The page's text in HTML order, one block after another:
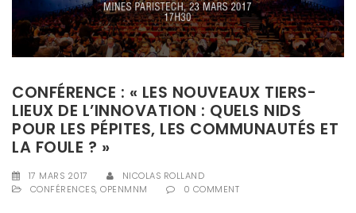
i
g
a
t
i
o
CONFÉRENCE : « LES NOUVEAUX TIERS-
LIEUX DE L’INNOVATION : QUELS NIDS
POUR LES PÉPITES, LES COMMUNAUTÉS ET
LA FOULE ? »
17 MARS 2017
NICOLAS ROLLAND
CONFÉRENCES, OPENMNM 0 COMMENT